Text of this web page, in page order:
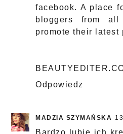
facebook. A place
bloggers from
promote their latest
Odpowiedz
MADZIA SZYMAŃSKA
Bardzo lubię ich